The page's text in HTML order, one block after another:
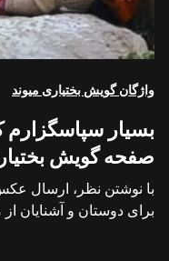
واژگان گویش بختیاری میوند
بسیار سپاسگزارم
صفحه گویش
با نوشتن نظر، ارسال
برای دوستان و آشنایان